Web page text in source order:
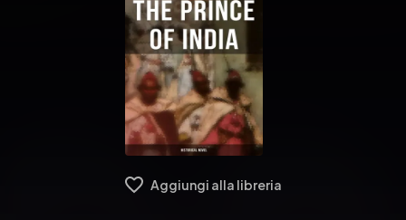
Aggiungi alla libreria